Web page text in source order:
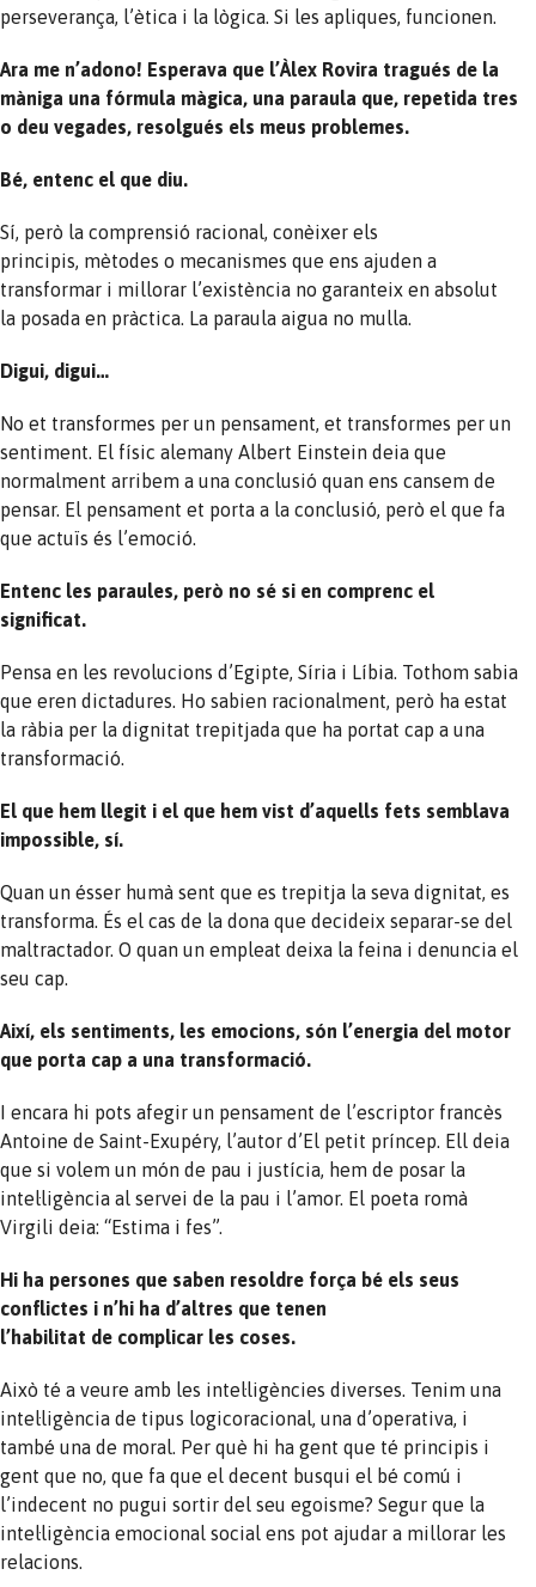
perseverança, l’ètica i la lògica. Si les apliques, funcionen.
Ara me n’adono! Esperava que l’Àlex Rovira tragués de la
màniga una fórmula màgica, una paraula que, repetida tres
o deu vegades, resolgués els meus problemes.
Bé, entenc el que diu.
Sí, però la comprensió racional, conèixer els
principis, mètodes o mecanismes que ens ajuden a
transformar i millorar l’existència no garanteix en absolut
la posada en pràctica. La paraula aigua no mulla.
Digui, digui…
No et transformes per un pensament, et transformes per un
sentiment. El físic alemany Albert Einstein deia que
normalment arribem a una conclusió quan ens cansem de
pensar. El pensament et porta a la conclusió, però el que fa
que actuïs és l’emoció.
Entenc les paraules, però no sé si en comprenc el
significat.
Pensa en les revolucions d’Egipte, Síria i Líbia. Tothom sabia
que eren dictadures. Ho sabien racionalment, però ha estat
la ràbia per la dignitat trepitjada que ha portat cap a una
transformació.
El que hem llegit i el que hem vist d’aquells fets semblava
impossible, sí.
Quan un ésser humà sent que es trepitja la seva dignitat, es
transforma. És el cas de la dona que decideix separar-se del
maltractador. O quan un empleat deixa la feina i denuncia el
seu cap.
Així, els sentiments, les emocions, són l’energia del motor
que porta cap a una transformació.
I encara hi pots afegir un pensament de l’escriptor francès
Antoine de Saint-Exupéry, l’autor d’El petit príncep. Ell deia
que si volem un món de pau i justícia, hem de posar la
intel·ligència al servei de la pau i l’amor. El poeta romà
Virgili deia: “Estima i fes”.
Hi ha persones que saben resoldre força bé els seus
conflictes i n’hi ha d’altres que tenen
l’habilitat de complicar les coses.
Això té a veure amb les intel·ligències diverses. Tenim una
intel·ligència de tipus logicoracional, una d’operativa, i
també una de moral. Per què hi ha gent que té principis i
gent que no, que fa que el decent busqui el bé comú i
l’indecent no pugui sortir del seu egoisme? Segur que la
intel·ligència emocional social ens pot ajudar a millorar les
relacions.